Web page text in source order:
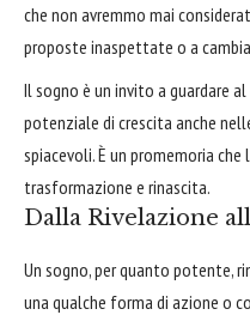
che non avremmo mai
proposte inaspettate o a
Il sogno è un invito a guardare
potenziale di crescita anche
spiacevoli. È un promemoria
trasformazione e rinascita.
Dalla Rivelazione
Un sogno, per quanto potente,
una qualche forma di azione o